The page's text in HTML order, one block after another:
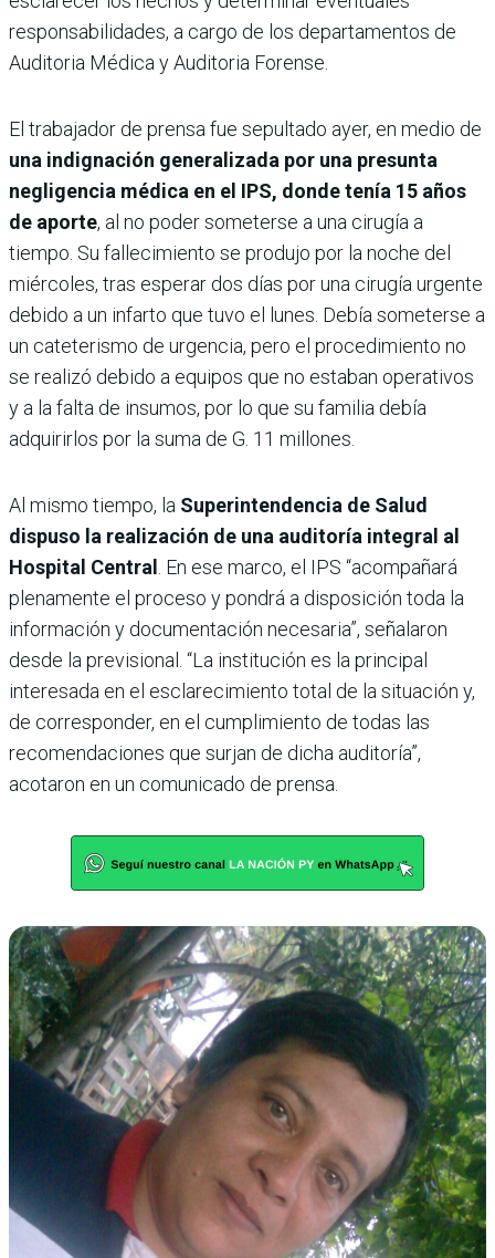
responsabilidades, a cargo de los departamentos de
Auditoria Médica y Auditoria Forense.
El trabajador de prensa fue sepultado ayer, en medio de
una indignación generalizada por una presunta
negligencia médica en el IPS, donde tenía 15 años
de aporte, al no poder someterse a una cirugía a
tiempo. Su fallecimiento se produjo por la noche del
miércoles, tras esperar dos días por una cirugía urgente
debido a un infarto que tuvo el lunes. Debía someterse a
un cateterismo de urgencia, pero el procedimiento no
se realizó debido a equipos que no estaban operativos
y a la falta de insumos, por lo que su familia debía
adquirirlos por la suma de G. 11 millones.
Al mismo tiempo, la Superintendencia de Salud
dispuso la realización de una auditoría integral al
Hospital Central . En ese marco, el IPS “acompañará
plenamente el proceso y pondrá a disposición toda la
información y documentación necesaria”, señalaron
desde la previsional. “La institución es la principal
interesada en el esclarecimiento total de la situación y,
de corresponder, en el cumplimiento de todas las
recomendaciones que surjan de dicha auditoría”,
acotaron en un comunicado de prensa.